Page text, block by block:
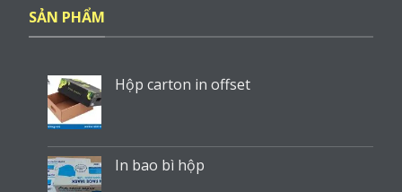
SẢN PHẨM
Hộp carton in offset
In bao bì hộp